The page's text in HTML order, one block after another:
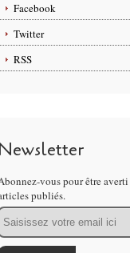
Facebook
Twitter
RSS
Newsletter
vous pour être
publiés.